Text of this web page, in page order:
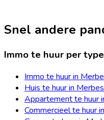
Snel andere
Immo te huur per type
Immo te huur in
Huis te huur in
Appartement te huur
Commercieel te huur